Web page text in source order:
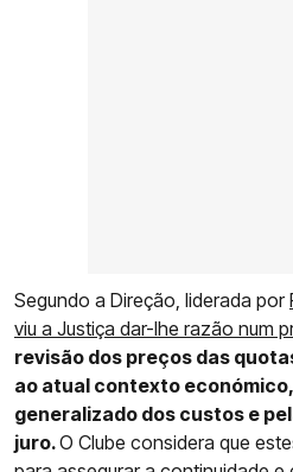
Segundo a Direção, liderada por
viu a Justiça dar-lhe razão num
revisão dos preços das
ao atual contexto
generalizado dos custos e
juro.O Clube considera que